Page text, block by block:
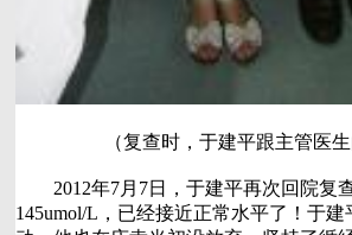
（复查时，于建平跟主管医生
2012年7月7日，于建平再次回院复
145umol/L，已经接近正常水平了！于